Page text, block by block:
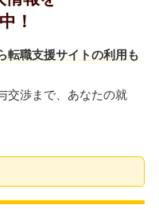
！
転職支援サイトの利用も
交渉まで、あなたの就